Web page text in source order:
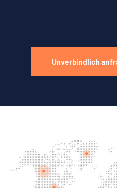
Unverbindlich